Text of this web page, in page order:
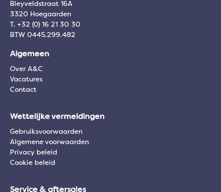
Bleyveldstraat 16A
3320 Hoegaarden
T. +32 (0) 16 21 30 30
BTW 0445.299.482
Algemeen
Over A&C
Vacatures
Contact
Wettelijke vermeldingen
Gebruiksvoorwaarden
Algemene voorwaarden
Privacy beleid
Cookie beleid
Service & aftersales